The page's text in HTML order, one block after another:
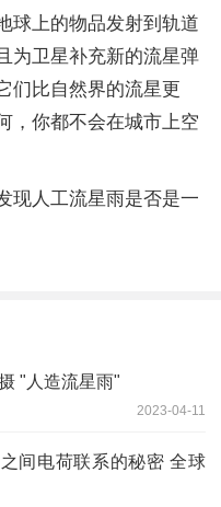
球上的物品发射到轨道
为卫星补充新的流星弹
们比自然界的流星更
，你都不会在城市上空
现人工流星雨是否是一
"人造流星雨"
2023-04-11
间电荷联系的秘密 全球